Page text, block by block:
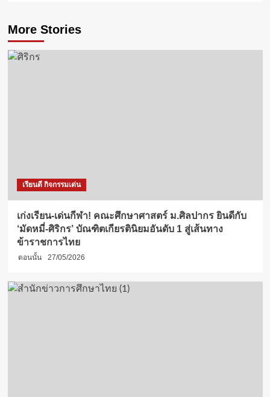
More Stories
เรียนดี กิจกรรมเด่น
เก่งเรียน-เด่นกีฬา! คณะศึกษาศาสตร์ ม.ศิลปากร ยินดีกับ
‘มัดหมี่-ศิริกร’ บัณฑิตเกียรตินิยมอันดับ 1 สู่เส้นทาง
ข้าราชการไทย
ตอนนั้น 27/05/2026